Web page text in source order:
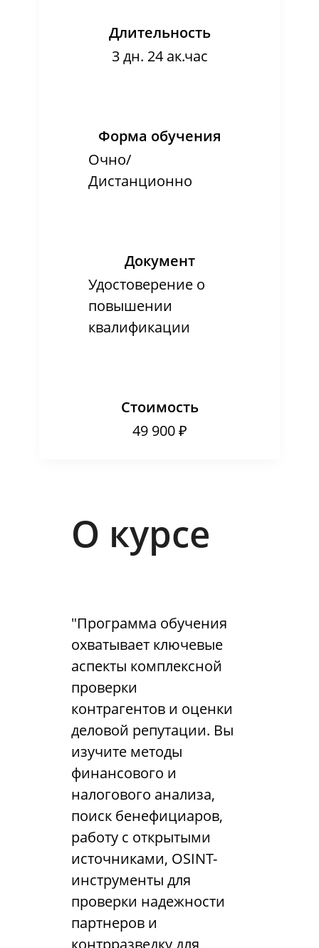
Длительность
3 дн. 24 ак.час
Форма обучения
Очно/
Дистанционно
Документ
Удостоверение о
повышении
квалификации
Стоимость
49 900 ₽
О курсе
"Программа обучения
охватывает ключевые
аспекты комплексной
проверки
контрагентов и оценки
деловой репутации. Вы
изучите методы
финансового и
налогового анализа,
поиск бенефициаров,
работу с открытыми
источниками, OSINT-
инструменты для
проверки надежности
партнеров и
контрразведку для